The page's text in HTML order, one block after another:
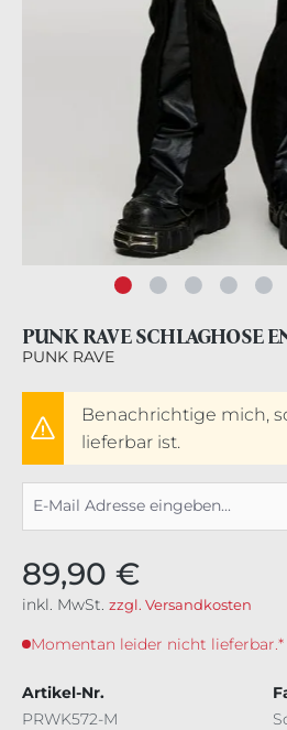
PUNK RAVE SCHLAGHOSE
PUNK RAVE
Benachrichtige mich,
lieferbar ist.
89,90 €
inkl. MwSt. zzgl. Versandkosten
Momentan leider nicht lieferbar.*
Artikel-Nr.
PRWK572-M